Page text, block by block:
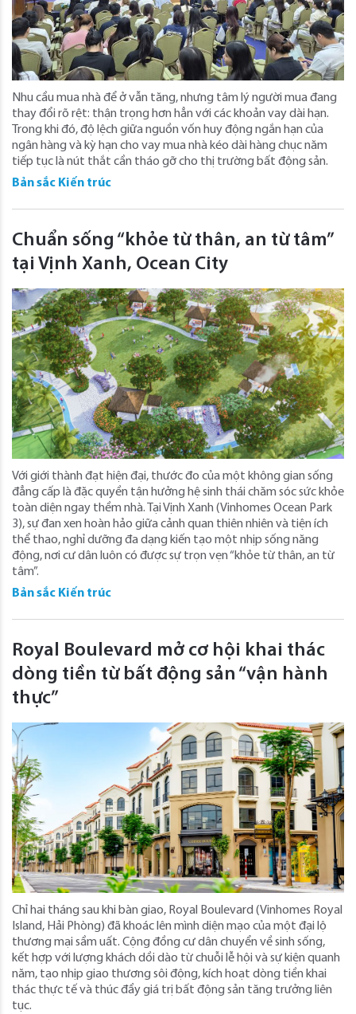
Nhu cầu mua nhà để ở vẫn tăng, nhưng tâm lý người mua đang
thay đổi rõ rệt: thận trọng hơn hẳn với các khoản vay dài hạn.
Trong khi đó, độ lệch giữa nguồn vốn huy động ngắn hạn của
ngân hàng và kỳ hạn cho vay mua nhà kéo dài hàng chục năm
tiếp tục là nút thắt cần tháo gỡ cho thị trường bất động sản.
Bản sắc Kiến trúc
Chuẩn sống “khỏe từ thân, an từ tâm”
tại Vịnh Xanh, Ocean City
Với giới thành đạt hiện đại, thước đo của một không gian sống
đẳng cấp là đặc quyền tận hưởng hệ sinh thái chăm sóc sức khỏe
toàn diện ngay thềm nhà. Tại Vịnh Xanh (Vinhomes Ocean Park
3), sự đan xen hoàn hảo giữa cảnh quan thiên nhiên và tiện ích
thể thao, nghỉ dưỡng đa dạng kiến tạo một nhịp sống năng
động, nơi cư dân luôn có được sự trọn vẹn “khỏe từ thân, an từ
tâm”.
Bản sắc Kiến trúc
Royal Boulevard mở cơ hội khai thác
dòng tiền từ bất động sản “vận hành
thực”
Chỉ hai tháng sau khi bàn giao, Royal Boulevard (Vinhomes Royal
Island, Hải Phòng) đã khoác lên mình diện mạo của một đại lộ
thương mại sầm uất. Cộng đồng cư dân chuyển về sinh sống,
kết hợp với lượng khách dồi dào từ chuỗi lễ hội và sự kiện quanh
năm, tạo nhịp giao thương sôi động, kích hoạt dòng tiền khai
thác thực tế và thúc đẩy giá trị bất động sản tăng trưởng liên
tục.